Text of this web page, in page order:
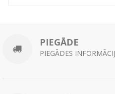
PIEGĀDE
PIEGĀDES